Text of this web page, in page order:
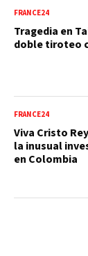
FRANCE24
Tragedia en
doble tiroteo
FRANCE24
Viva Cristo
la inusual
en Colombia